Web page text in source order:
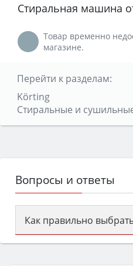
Стиральная машина
Товар временно
магазине.
Перейти к разделам:
Körting
Стиральные и
Вопросы и ответы
Как правильно
Сначала